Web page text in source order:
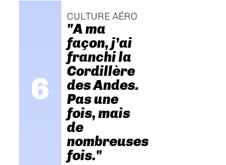
CULTURE AÉRO
"A ma
façon, j’ai
franchi la
Cordillère
des Andes.
Pas une
fois, mais
de
nombreuses
fois."